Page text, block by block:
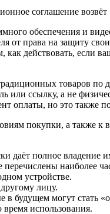
соглашение возвёт
обеспечения и
от права на защиту
действовать, если
товаров по
или ссылку, а не
оплаты, но это также
покупки, а также
даёт полное
наиболее
устройстве.
лицу.
будущем могут стать
использования.